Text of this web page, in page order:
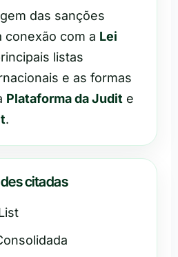
das sanções
conexão com a Lei
listas
e as formas
Plataforma da Judit e
.
citadas